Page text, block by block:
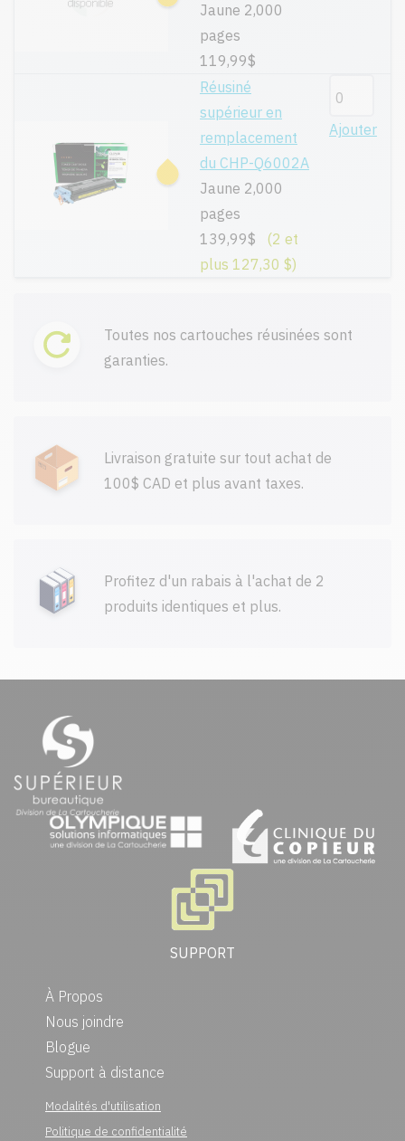
Jaune 2,000
pages
119,99$
Réusiné
supérieur en
remplacement
du CHP-Q6002A
Jaune 2,000
pages
139,99$
(2 et
plus 127,30 $)
Ajouter
Toutes nos cartouches réusinées sont
garanties.
Livraison gratuite sur tout achat de
100$ CAD et plus avant taxes.
Profitez d'un rabais à l'achat de 2
produits identiques et plus.
SUPPORT
À Propos
Nous joindre
Blogue
Support à distance
Modalités d'utilisation
Politique de confidentialité